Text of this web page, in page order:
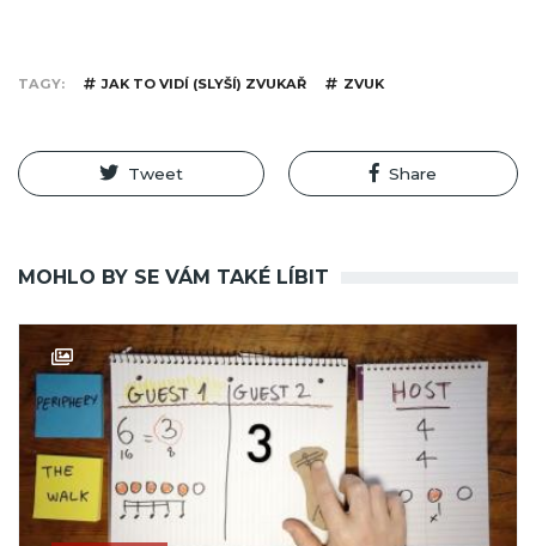
TAGY JAK TO VIDÍ (SLYŠÍ) ZVUKAŘ ZVUK
Tweet Share
MOHLO BY SE VÁM TAKÉ LÍBIT